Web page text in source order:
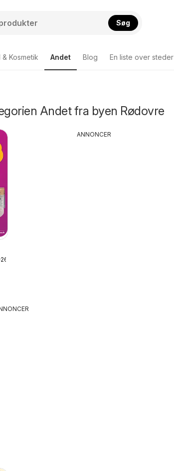
Søg
Kosmetik Andet Blog En liste over steder
Andet fra byen Rødovre
ANNONCER